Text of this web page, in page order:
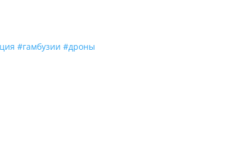
#гамбузии #дроны